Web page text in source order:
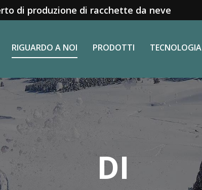
di produzione di racchette da neve
RIGUARDO A NOI PRODOTTI TECNOLOGIA
DI